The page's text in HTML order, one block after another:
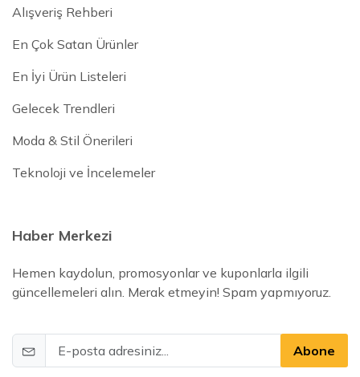
Alışveriş Rehberi
En Çok Satan Ürünler
En İyi Ürün Listeleri
Gelecek Trendleri
Moda & Stil Önerileri
Teknoloji ve İncelemeler
Haber Merkezi
Hemen kaydolun, promosyonlar ve kuponlarla ilgili
güncellemeleri alın. Merak etmeyin! Spam yapmıyoruz.
Abone